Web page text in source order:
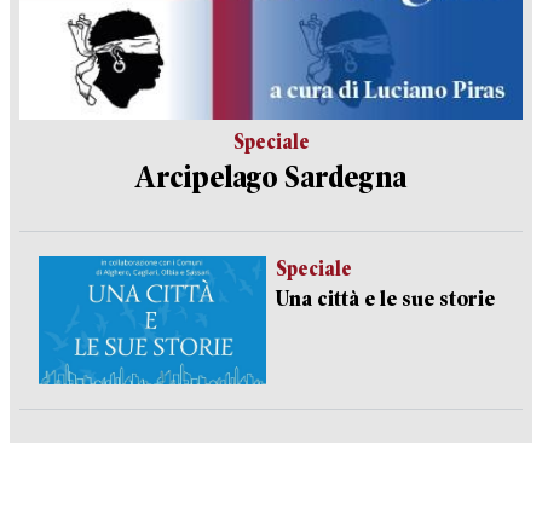
Speciale
Arcipelago Sardegna
Speciale
Una città e le sue storie